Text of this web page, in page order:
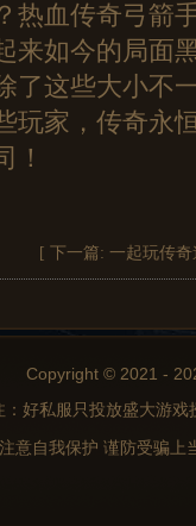
热血传奇弓箭
来如今的局面
了这些大小不
玩家，传奇永
！
[ 下一篇: 一起玩传
Copyright © 2021 -
：好私服只投放盛大游
意自我保护 谨防受骗